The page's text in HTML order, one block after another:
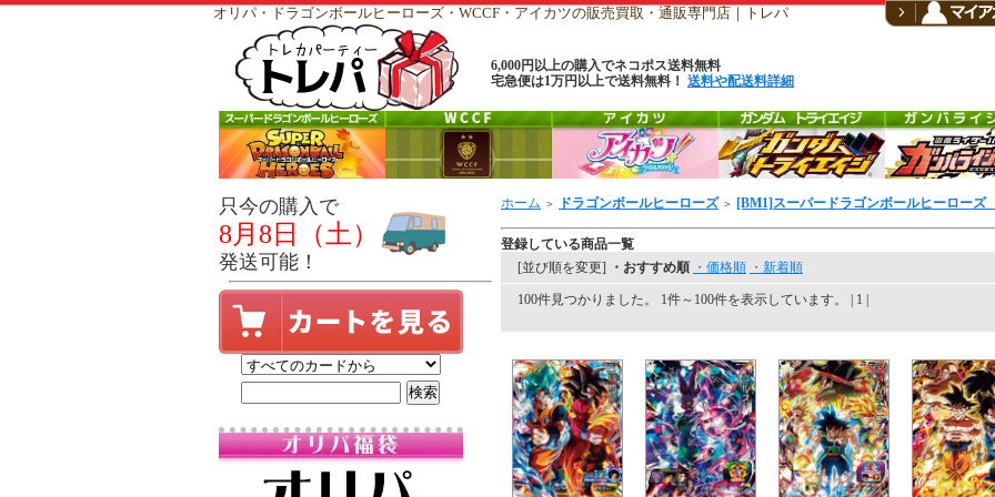
オリパ・ドラゴンボールヒーローズ・WCCF・アイカツの販売買取・通販専門店｜トレパ
6,000円以上の購入でネコポス送料無料
宅急便は1万円以上で送料無料！ 送料や配送料詳細
只今の購入で
8月8日（土）
発送可能！
ホーム ＞ ドラゴンボールヒーローズ ＞ [BM1]スーパードラゴンボールヒーロー
登録している商品一覧
[並び順を変更]
・おすすめ順 ・価格順 ・新着順
100件見つかりました。 1件～100件を表示しています。 | 1 |